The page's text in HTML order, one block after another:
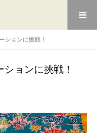
ションに挑戦！
ョンに挑戦！